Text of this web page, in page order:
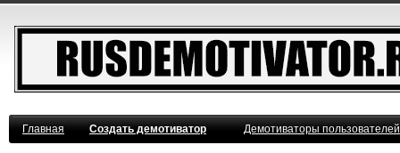
Главная Создать демотиватор Демотиваторы